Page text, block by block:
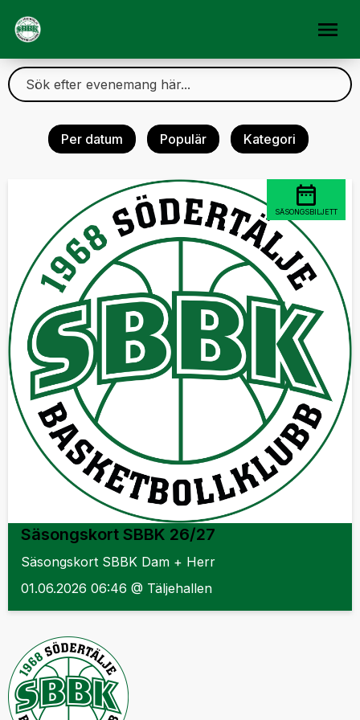
Per datum Populär Kategori
Säsongskort SBBK 26/27
Säsongskort SBBK Dam + Herr
01.06.2026 06:46 @ Täljehallen
SÄSONGSBILJETT